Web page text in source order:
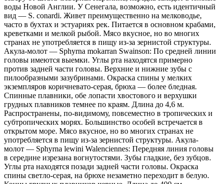
воды Новой Англии. У Сенегала, возможно, есть идентичный
вид — S. conardi. Живет преимущественно на мелководье,
часто в бухтах и эстуариях рек. Питается в основном крабами,
креветками и мелкой рыбой. Мясо вкусное, но во многих
странах не употребляется в пищу из-за зернистой структуры.
Акула-молот — Sphyrna mokarran Swainson: По средней линии
головы имеются выемки. Углы рта находятся примерно
против задней части головы. Верхние и нижние зубы с
пилообразными зазубринами. Окраска спины у мелких
экземпляров коричневато-серая, брюха — более бледная.
Спинные плавники, обе лопасти хвостового и верхушки
грудных плавников темнее по краям. Длина до 4,6 м.
Распространены, по-видимому, повсеместно в тропических и
субтропических морях. Большинство особей встречается в
открытом море. Мясо вкусное, но во многих странах не
употребляется в пищу из-за зернистой структуры. Акула-
молот — Sphyrna lewini Walenciennes: Передняя линия головы
в середине изрезана вогнутостями. Зубы гладкие, без зубцов.
Углы рта находятся позади задней части головы. Окраска
спины светло-серая, на брюхе незаметно переходит в белую.